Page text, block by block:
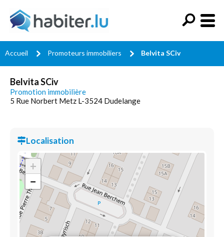
Accueil Promoteurs immobiliers Belvita SCiv
Belvita SCiv
Promotion immobilière
5 Rue Norbert Metz L-3524 Dudelange
Localisation
+
−